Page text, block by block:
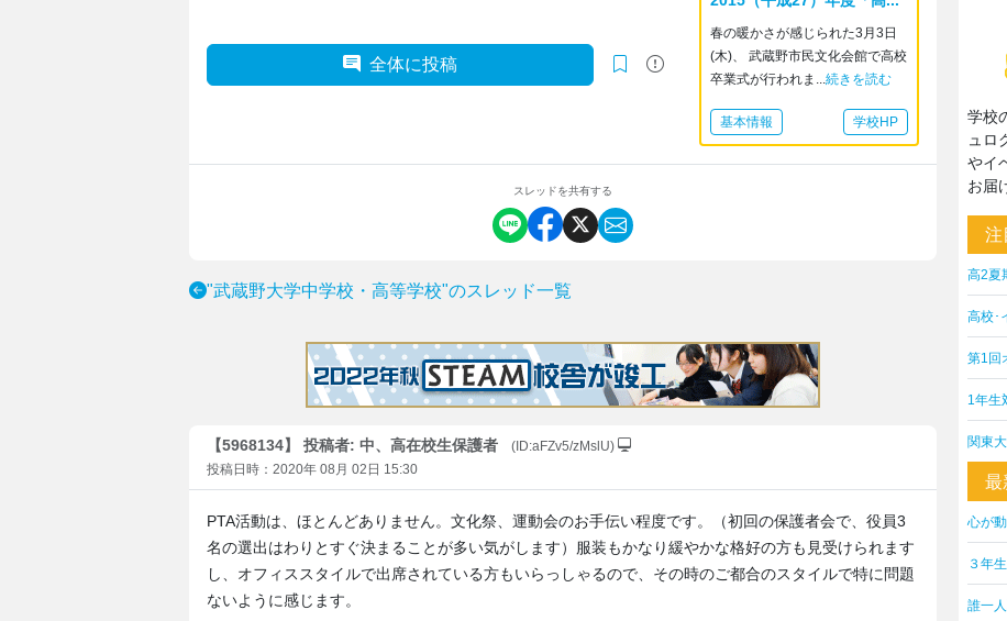
春の暖かさが感じられた3月3日
(木)、 武蔵野市民文化会館で高校
卒業式が行われま...続きを読む
基本情報 学校HP
全体に投稿
スレッドを共有する
"武蔵野大学中学校・高等学校"のスレッド一覧
【5968134】 投稿者: 中、高在校生保護者
(ID:aFZv5/zMslU)
投稿日時：2020年 08月 02日 15:30
PTA活動は、ほとんどありません。文化祭、運動会のお手伝い程度です。（初回の保護者会で、役員3
名の選出はわりとすぐ決まることが多い気がします）服装もかなり緩やかな格好の方も見受けられます
し、オフィススタイルで出席されている方もいらっしゃるので、その時のご都合のスタイルで特に問題
ないように感じます。
学校
ュロ
やイ
お届
注
高2夏
高校･
第1回
1年生
関東
最
心が
３年
誰一